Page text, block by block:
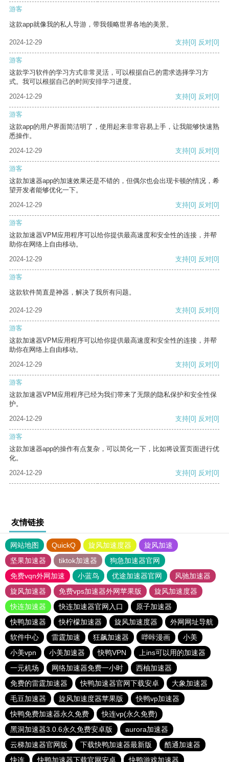
游客
这款app就像我的私人导游，带我领略世界各地的美景。
2024-12-29 支持[0] 反对[0]
游客
这款学习软件的学习方式非常灵活，可以根据自己的需求选择学习方
式。我可以根据自己的时间安排学习进度。
2024-12-29
支持[0] 反对[0]
游客
这款app的用户界面简洁明了，使用起来非常容易上手，让我能够快速熟
悉操作。
2024-12-29
支持[0] 反对[0]
游客
这款加速器app的加速效果还是不错的，但偶尔也会出现卡顿的情况，希
望开发者能够优化一下。
2024-12-29
支持[0] 反对[0]
游客
这款加速器VPM应用程序可以给你提供最高速度和安全性的连接，并帮
助你在网络上自由移动。
2024-12-29
支持[0] 反对[0]
游客
这款软件简直是神器，解决了我所有问题。
2024-12-29 支持[0] 反对[0]
游客
这款加速器VPM应用程序可以给你提供最高速度和安全性的连接，并帮
助你在网络上自由移动。
2024-12-29
支持[0] 反对[0]
游客
这款加速器VPM应用程序已经为我们带来了无限的隐私保护和安全性保
护。
2024-12-29
支持[0] 反对[0]
游客
这款加速器app的操作有点复杂，可以简化一下，比如将设置页面进行优
化。
2024-12-29
支持[0] 反对[0]
友情链接
网站地图 QuickQ 旋风加速度器
旋风加速
坚果加速器
tiktok加速器
狗急加速器官网
免费vqn外网加速
小蓝鸟 优途加速器官网
风驰加速器
旋风加速器
免费vps加速器外网苹果版
旋风加速度器
快连加速器
快连加速器官网入口
原子加速器
快鸭加速器
快柠檬加速器 旋风加速度器
外网网址导航
软件中心
雷霆加速 狂飙加速器 哔咔漫画
小美
小美vpn
小美加速器 快鸭VPN
上ins可以用的加速器
一元机场
网络加速器免费一小时
西柚加速器
免费的雷霆加速器
快鸭加速器官网下载安卓
大象加速器
毛豆加速器
旋风加速度器苹果版
快鸭vp加速器
快鸭免费加速器永久免费
快连vp(永久免费)
黑洞加速器3.0.6永久免费安卓版
aurora加速器
云梯加速器官网版
下载快鸭加速器最新版
酷通加速器
快连
快鸭加速器下载官网安卓 快鸭游戏加速器